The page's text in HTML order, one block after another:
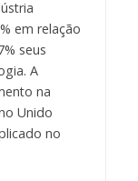
em relação
seus
A
na
Unido
no